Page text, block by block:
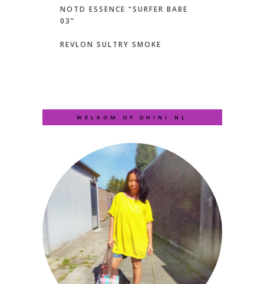
NOTD ESSENCE “SURFER BABE
03”
REVLON SULTRY SMOKE
WELKOM OP DHINI.NL